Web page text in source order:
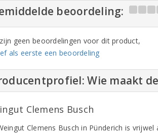
beoordeling:
geen beoordelingen voor dit product,
als eerste een beoordeling
Wie maakt
Clemens Busch
Clemens Busch in Pünderich is